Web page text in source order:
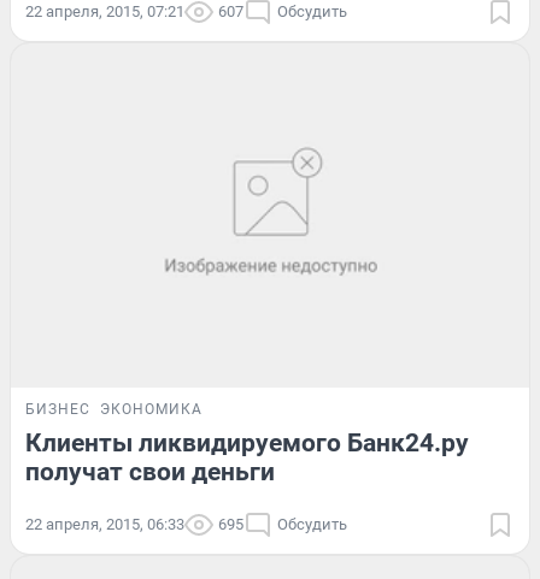
22 апреля, 2015, 07:21 607 Обсудить
БИЗНЕС ЭКОНОМИКА
Клиенты ликвидируемого Банк24.ру
получат свои деньги
22 апреля, 2015, 06:33 695 Обсудить